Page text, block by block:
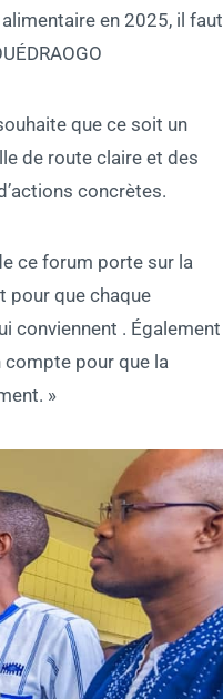
en 2025, il faut
que ce soit un
de route claire et des
concrètes.
ce forum porte sur la
pour que chaque
conviennent . Également
pour que la
»